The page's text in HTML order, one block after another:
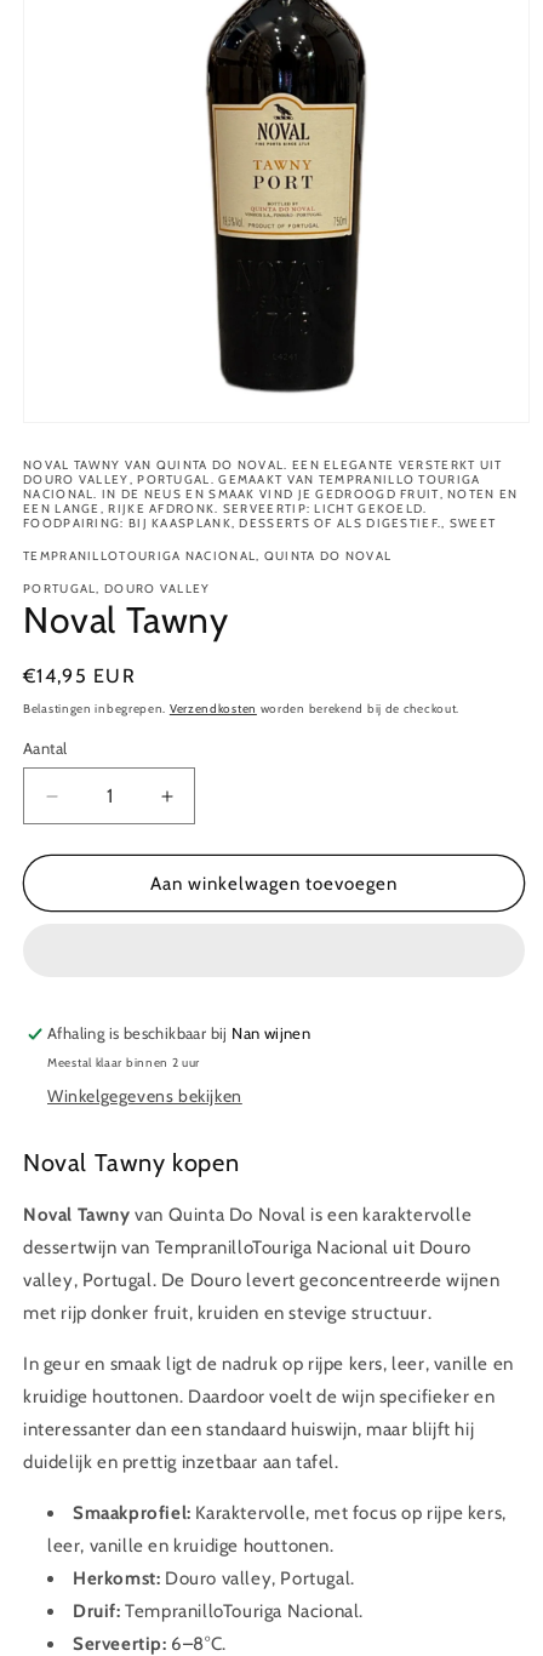
openen
in
modaal
NOVAL TAWNY VAN QUINTA DO NOVAL. EEN ELEGANTE VERSTERKT UIT
DOURO VALLEY, PORTUGAL. GEMAAKT VAN TEMPRANILLO TOURIGA
NACIONAL. IN DE NEUS EN SMAAK VIND JE GEDROOGD FRUIT, NOTEN EN
EEN LANGE, RIJKE AFDRONK. SERVEERTIP: LICHT GEKOELD.
FOODPAIRING: BIJ KAASPLANK, DESSERTS OF ALS DIGESTIEF., SWEET
TEMPRANILLOTOURIGA NACIONAL, QUINTA DO NOVAL
PORTUGAL, DOURO VALLEY
Noval Tawny
Normale
prijs
€14,95 EUR
Belastingen inbegrepen. Verzendkosten worden berekend bij de checkout.
Aantal
Aantal
Aantal
verlagen
voor
Tawny
Aantal
verhogen
voor
Noval
Tawny
Aan winkelwagen toevoegen
Afhaling is beschikbaar bij Nan wijnen
Meestal klaar binnen 2 uur
Winkelgegevens bekijken
Noval Tawny kopen
Noval Tawny van Quinta Do Noval is een karaktervolle
dessertwijn van TempranilloTouriga Nacional uit Douro
valley, Portugal. De Douro levert geconcentreerde wijnen
met rijp donker fruit, kruiden en stevige structuur.
In geur en smaak ligt de nadruk op rijpe kers, leer, vanille en
kruidige houttonen. Daardoor voelt de wijn specifieker en
interessanter dan een standaard huiswijn, maar blijft hij
duidelijk en prettig inzetbaar aan tafel.
Smaakprofiel: Karaktervolle, met focus op rijpe kers,
leer, vanille en kruidige houttonen.
Herkomst: Douro valley, Portugal.
Druif: TempranilloTouriga Nacional.
Serveertip: 6–8°C.